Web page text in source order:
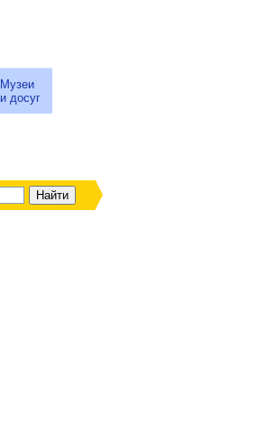
Музеи
и досуг